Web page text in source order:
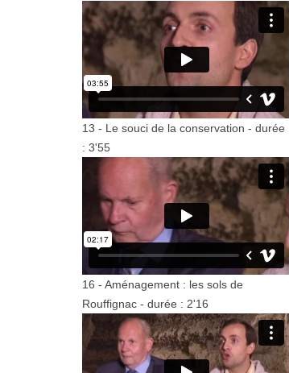
13 - Le souci de la conservation - durée
: 3'55
16 - Aménagement : les sols de
Rouffignac - durée : 2'16